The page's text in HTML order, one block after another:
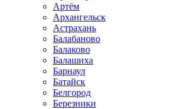
Артём
Архангельск
Астрахань
Балабаново
Балаково
Балашиха
Барнаул
Батайск
Белгород
Березники